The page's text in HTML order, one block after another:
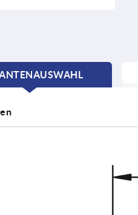
CURRENT
CURRENT